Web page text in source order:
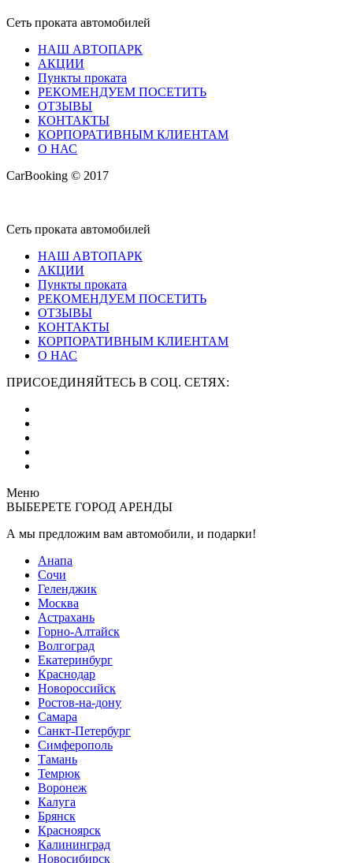
Сеть проката автомобилей
НАШ АВТОПАРК
АКЦИИ
Пункты проката
РЕКОМЕНДУЕМ ПОСЕТИТЬ
ОТЗЫВЫ
КОНТАКТЫ
КОРПОРАТИВНЫМ КЛИЕНТАМ
О НАС
CarBooking © 2017
Сеть проката автомобилей
НАШ АВТОПАРК
АКЦИИ
Пункты проката
РЕКОМЕНДУЕМ ПОСЕТИТЬ
ОТЗЫВЫ
КОНТАКТЫ
КОРПОРАТИВНЫМ КЛИЕНТАМ
О НАС
ПРИСОЕДИНЯЙТЕСЬ В СОЦ. СЕТЯХ:
Меню
ВЫБЕРЕТЕ ГОРОД АРЕНДЫ
А мы предложим вам автомобили, и подарки!
Анапа
Сочи
Геленджик
Москва
Астрахань
Горно-Алтайск
Волгоград
Екатеринбург
Краснодар
Новороссийск
Ростов-на-дону
Самара
Санкт-Петербург
Симферополь
Тамань
Темрюк
Воронеж
Калуга
Брянск
Красноярск
Калининград
Новосибирск